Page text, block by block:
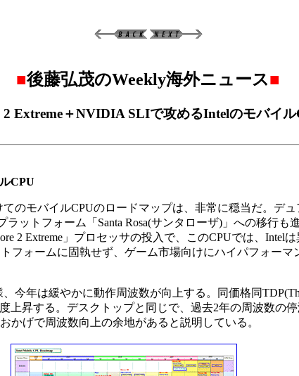
■後藤弘茂のWeekly海外ニュース■
2 Extreme＋NVIDIA SLIで攻めるIntelのモバイル
CPU
のモバイルCPUのロードマップは、非常に穏当だ。デュ
ラットフォーム「Santa Rosa(サンタローザ)」への移行
2 Extreme」プロセッサの投入で、このCPUでは、Intel
フォームに固執せず、ゲーム市場向けにハイパフォーマ
今年は緩やかに動作周波数が向上する。同価格同
上昇する。デスクトップと同じで、過去2年の周波数の
かげで周波数向上の余地があると説明している。